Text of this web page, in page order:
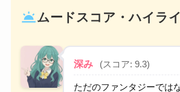
wb_twilightムードスコア・ハイラ
深み (スコア: 9.3)
ただのファンタジーでは